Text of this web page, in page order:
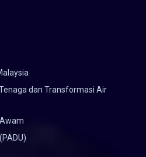
dan Transformasi Air